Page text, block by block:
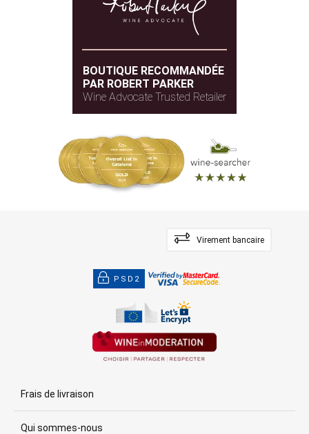
BOUTIQUE RECOMMANDÉE
PAR ROBERT PARKER
Wine Advocate Trusted Retailer
Virement bancaire
PSD2
Frais de livraison
Qui sommes-nous